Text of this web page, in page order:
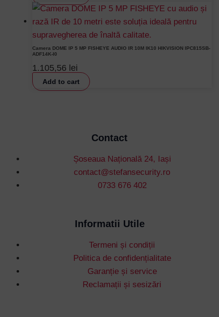
Camera DOME IP 5 MP FISHEYE AUDIO IR 10M IK10 HIKVISION IPC815SB-
ADF14K-I0
1.105,56 lei
Add to cart
Contact
Șoseaua Națională 24, Iași
contact@stefansecurity.ro
0733 676 402
Informatii Utile
Termeni și condiții
Politica de confidențialitate
Garanție și service
Reclamații și sesizări